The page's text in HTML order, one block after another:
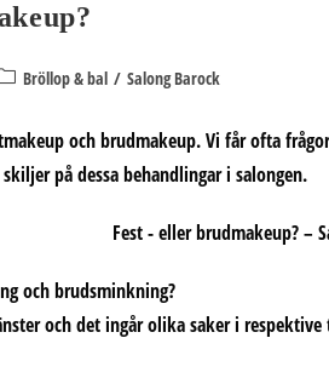
Bröllop & bal / Salong Barock
och brudmakeup. Vi får ofta
på dessa behandlingar i salongen.
och brudsminkning?
och det ingår olika saker i